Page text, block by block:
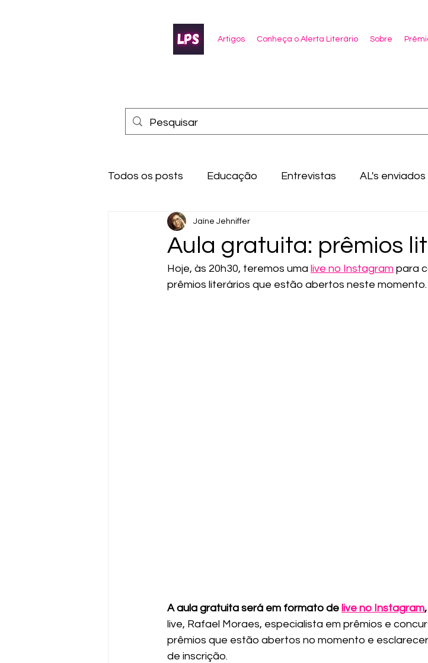
Artigos Conheça o Alerta Literário Sobre
Todos os posts Educação Entrevistas AL's enviados
Aula gratuita: prêmios
Jaíne Jehniffer
Hoje, às 20h30, teremos uma live no Instagram para
prêmios literários que estão abertos neste momento.
A aula gratuita será em formato de live no Instagram
live, Rafael Moraes, especialista em prêmios e
prêmios que estão abertos no momento e
de inscrição.